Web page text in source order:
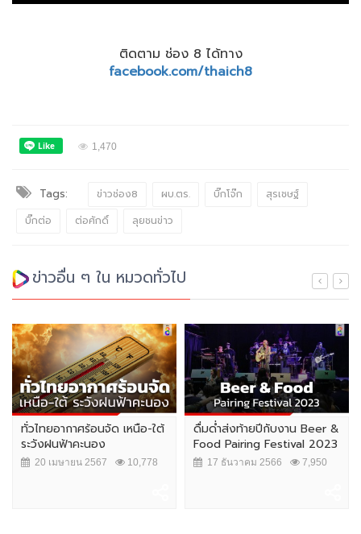
ติดตาม ช่อง 8 ได้ทาง
facebook.com/thaich8
1,470
Tags: ข่าวช่อง8 ผบ.ตร. บิ๊กโจ๊ก
สุรเชษฐ์
บิ๊กต่อ
ต่อศักดิ์ ลุยชนข่าว
ข่าวอื่น ๆ ใน หมวดทั่วไป
ทั่วไทยอากาศร้อนจัด เหนือ-ใต้
ระวังฝนฟ้าคะนอง
20 เมษายน 2567 10,778
ดื่มด่ำส่งท้ายปีกับงาน Beer &
Food Pairing Festival 2023
17 ธันวาคม 2566 7,950